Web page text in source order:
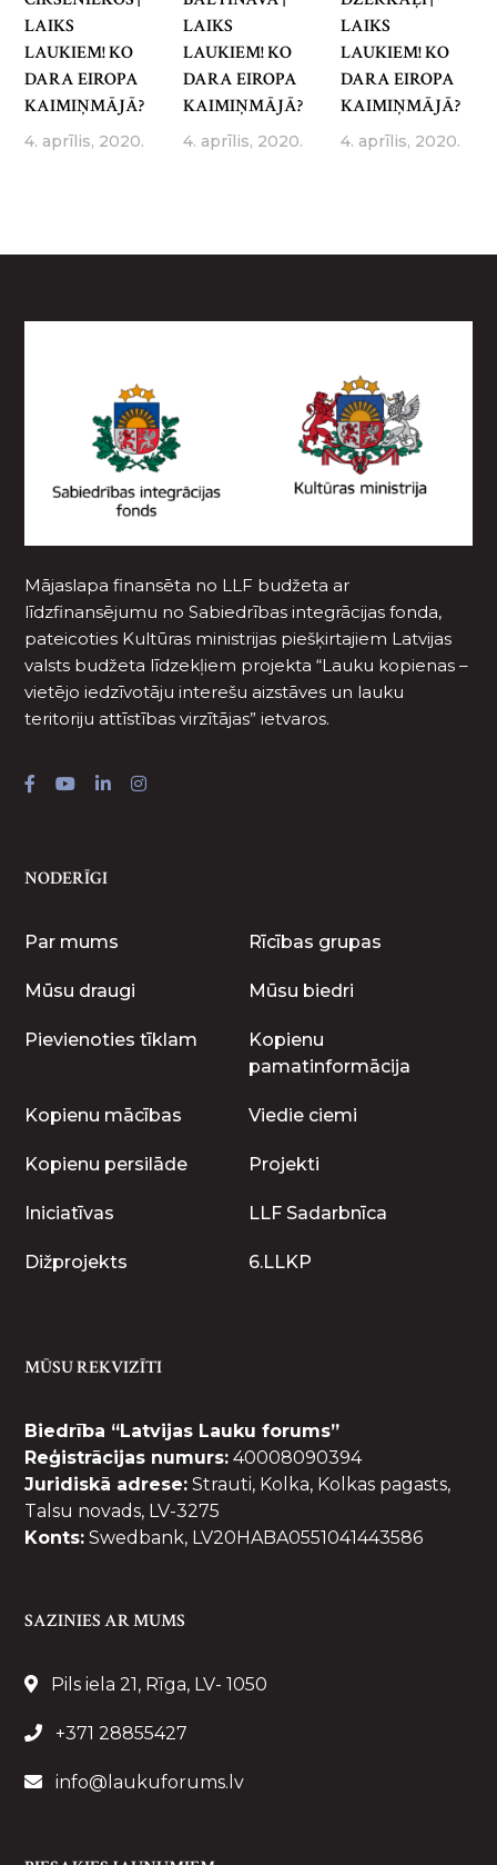
LAIKS
LAUKIEM! KO
DARA EIROPA
KAIMIŅMĀJĀ?
4. aprīlis, 2020.
LAIKS
LAUKIEM! KO
DARA EIROPA
KAIMIŅMĀJĀ?
4. aprīlis, 2020.
LAIKS
LAUKIEM! KO
DARA EIROPA
KAIMIŅMĀJĀ?
4. aprīlis, 2020.
Mājaslapa finansēta no LLF budžeta ar
līdzfinansējumu no Sabiedrības integrācijas fonda,
pateicoties Kultūras ministrijas piešķirtajiem Latvijas
valsts budžeta līdzekļiem projekta “Lauku kopienas –
vietējo iedzīvotāju interešu aizstāves un lauku
teritoriju attīstības virzītājas” ietvaros.
NODERĪGI
Par mums Rīcības grupas
Mūsu draugi Mūsu biedri
Pievienoties tīklam
Kopienu
pamatinformācija
Kopienu mācības Viedie ciemi
Kopienu persilāde Projekti
Iniciatīvas LLF Sadarbnīca
Dižprojekts 6.LLKP
MŪSU REKVIZĪTI
Biedrība “Latvijas Lauku forums”
Reģistrācijas numurs: 40008090394
Juridiskā adrese: Strauti, Kolka, Kolkas pagasts,
Talsu novads, LV-3275
Konts: Swedbank, LV20HABA0551041443586
SAZINIES AR MUMS
Pils iela 21, Rīga, LV- 1050
+371 28855427
info@laukuforums.lv